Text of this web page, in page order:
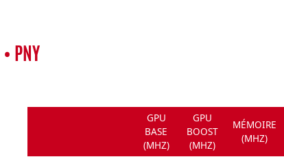
• PNY
GPU
BASE
(MHZ)
GPU
BOOST
(MHZ)
MÉMOIRE
(MHZ)